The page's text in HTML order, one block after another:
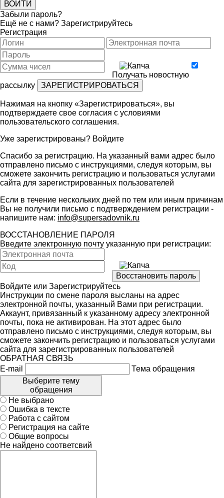
Забыли пароль?
Ещё не с нами? Зарегистрируйтесь
Регистрация
Получать новостную
рассылку
Нажимая на кнопку «Зарегистрироваться», вы
подтверждаете свое согласия с условиями
пользовательского соглашения.
Уже зарегистрированы? Войдите
Спасибо за регистрацию. На указанный вами адрес было
отправлено письмо с инструкциями, следуя которым, вы
сможете закончить регистрацию и пользоваться услугами
сайта для зарегистрированных пользователей
Если в течение нескольких дней по тем или иным причинам
Вы не получили письмо с подтверждением регистрации -
напишите нам: info@supersadovnik.ru
ВОССТАНОВЛЕНИЕ ПАРОЛЯ
Введите электронную почту указанную при регистрации:
Войдите или Зарегистрируйтесь
Инструкции по смене пароля высланы на адрес
электронной почты, указанный Вами при регистрации.
Аккаунт, привязанный к указанному адресу электронной
почты, пока не активирован. На этот адрес было
отправлено письмо с инструкциями, следуя которым, вы
сможете закончить регистрацию и пользоваться услугами
сайта для зарегистрированных пользователей
ОБРАТНАЯ СВЯЗЬ
E-mail
Тема обращения
Выберите тему
обращения
Не выбрано
Ошибка в тексте
Работа с сайтом
Регистрация на сайте
Общие вопросы
Не найдено соответсвий